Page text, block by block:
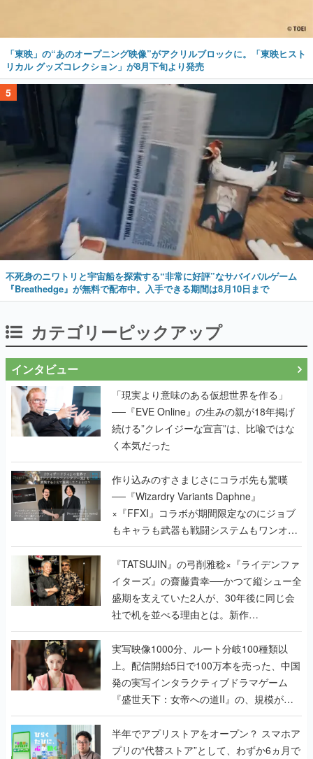
「東映」の“あのオープニング映像”がアクリルブロックに。「東映ヒスト
リカル グッズコレクション」が8月下旬より発売
5
不死身のニワトリと宇宙船を探索する“非常に好評”なサバイバルゲーム
『Breathedge』が無料で配布中。入手できる期間は8月10日まで
カテゴリーピックアップ
インタビュー
「現実より意味のある仮想世界を作る」
──『EVE Online』の生みの親が18年掲げ
続ける”クレイジーな宣言”は、比喩ではな
く本気だった
作り込みのすさまじさにコラボ先も驚嘆
──『Wizardry Variants Daphne』
×『FFXI』コラボが期間限定なのにジョブ
もキャラも武器も戦闘システムもワンオフ
で作り込まれた理由を両ディレクターに聞
く
『TATSUJIN』の弓削雅稔×『ライデンファ
イターズ』の齋藤貴幸──かつて縦シュー全
盛期を支えていた2人が、30年後に同じ会
社で机を並べる理由とは。新作
『TATSUJIN EXTREME』で初タッグを組
んだレジェンド2人に訊く開発秘話
実写映像1000分、ルート分岐100種類以
上。配信開始5日で100万本を売った、中国
発の実写インタラクティブドラマゲーム
『盛世天下：女帝への道II』の、規模が違
うこだわりをプロデューサーに聞いた
半年でアプリストアをオープン？ スマホア
プリの“代替ストア”として、わずか6ヵ月で